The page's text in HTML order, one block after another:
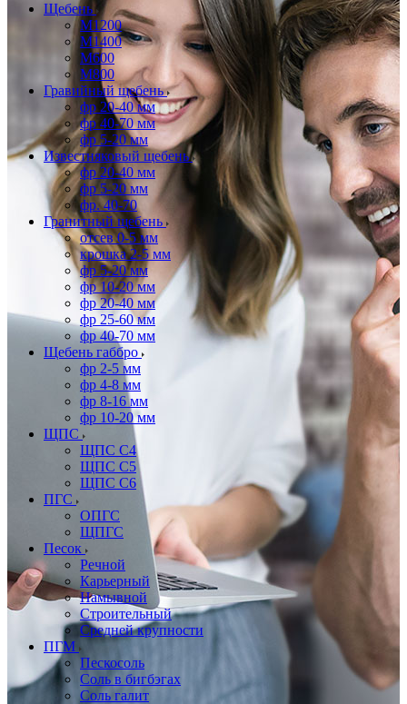
Щебень
М1200
М1400
М600
М800
Гравийный щебень
фр 20-40 мм
фр 40-70 мм
фр 5-20 мм
Известняковый щебень
фр 20-40 мм
фр 5-20 мм
фр. 40-70
Гранитный щебень
отсев 0-5 мм
крошка 2-5 мм
фр 5-20 мм
фр 10-20 мм
фр 20-40 мм
фр 25-60 мм
фр 40-70 мм
Щебень габбро
фр 2-5 мм
фр 4-8 мм
фр 8-16 мм
фр 10-20 мм
ЩПС
ЩПС С4
ЩПС С5
ЩПС С6
ПГС
ОПГС
ЩПГС
Песок
Речной
Карьерный
Намывной
Строительный
Средней крупности
ПГМ
Пескосоль
Соль в бигбэгах
Соль галит